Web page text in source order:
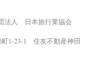
法人 日本旅行業協会
1-23-1 住友不動産神田